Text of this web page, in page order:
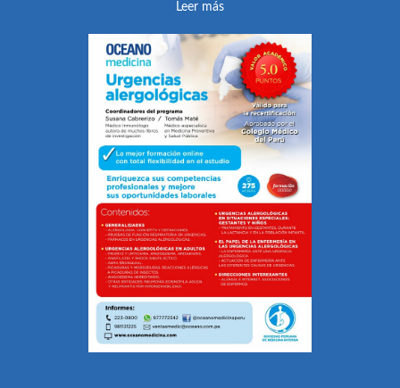
Leer más